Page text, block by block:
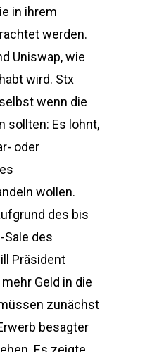
in ihrem
werden.
Uniswap, wie
wird. Stx
wenn die
sollten: Es lohnt,
oder
wollen.
des bis
des
Präsident
Geld in die
zunächst
besagter